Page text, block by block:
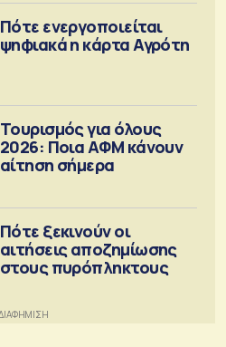
Πότε ενεργοποιείται
ψηφιακά η κάρτα Αγρότη
Τουρισμός για όλους
2026: Ποια ΑΦΜ κάνουν
αίτηση σήμερα
Πότε ξεκινούν οι
αιτήσεις αποζημίωσης
στους πυρόπληκτους